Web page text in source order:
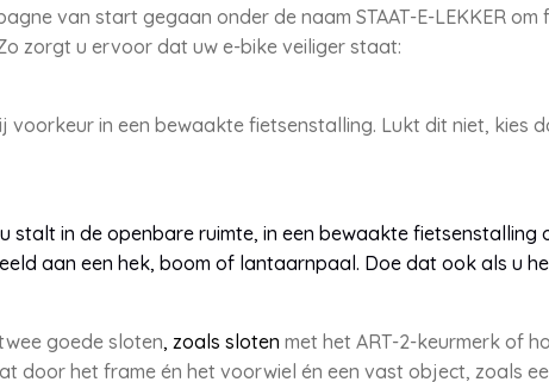
van start gegaan onder de naam STAAT-E-LEKKER
zorgt u ervoor dat uw e-bike veiliger staat:
voorkeur in een bewaakte fietsenstalling. Lukt dit niet, kies
stalt in de openbare ruimte, in een bewaakte fietsenstalling
aan een hek, boom of lantaarnpaal. Doe dat ook als u
goede sloten, zoals sloten met het ART-2-keurmerk of
door het frame én het voorwiel én een vast object, zoals